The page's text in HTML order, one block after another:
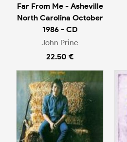
Far From Me - Asheville
North Carolina October
1986 - CD
John Prine
22.50 €